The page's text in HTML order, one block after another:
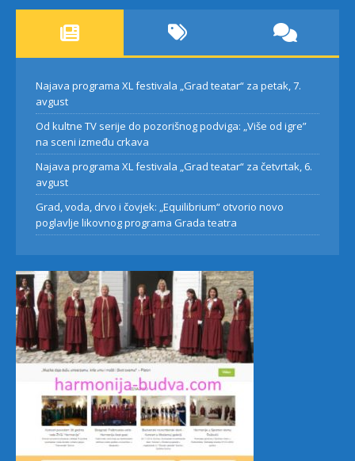
Najava programa XL festivala „Grad teatar“ za petak, 7.
avgust
Od kultne TV serije do pozorišnog podviga: „Više od igre”
na sceni između crkava
Najava programa XL festivala „Grad teatar“ za četvrtak, 6.
avgust
Grad, voda, drvo i čovjek: „Equilibrium“ otvorio novo
poglavlje likovnog programa Grada teatra